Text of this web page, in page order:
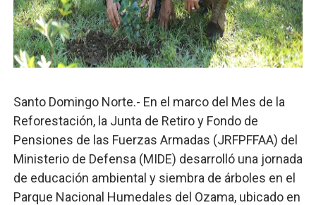
Candidato a presidente del Colegio de Notarios hace
Digecac realizará Primer Festival de Plantas 2026
Lee Ballester a los que se forman como agentes
Operativo Interinstitucional “Compromiso Ambiental
Santo Domingo Norte.- En el marco del Mes de la
Reforestación, la Junta de Retiro y Fondo de
Pensiones de las Fuerzas Armadas (JRFPFFAA) del
Ministerio de Defensa (MIDE) desarrolló una jornada
de educación ambiental y siembra de árboles en el
Parque Nacional Humedales del Ozama, ubicado en